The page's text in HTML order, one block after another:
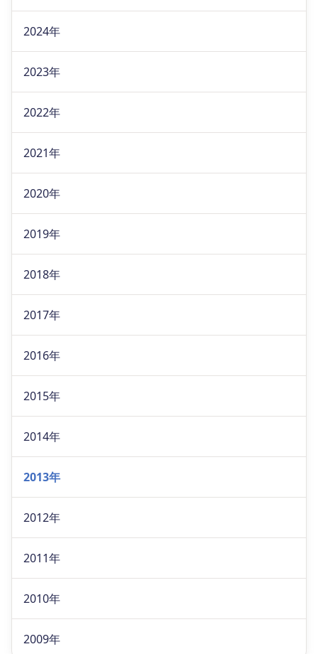
2024年
2023年
2022年
2021年
2020年
2019年
2018年
2017年
2016年
2015年
2014年
2013年
2012年
2011年
2010年
2009年